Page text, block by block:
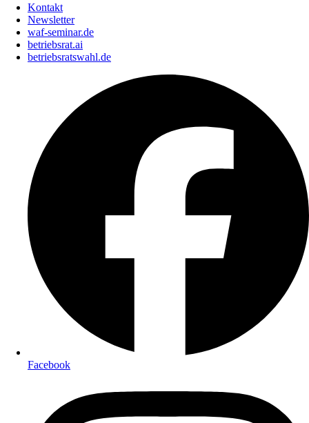
Kontakt
Newsletter
waf-seminar.de
betriebsrat.ai
betriebsratswahl.de
Facebook